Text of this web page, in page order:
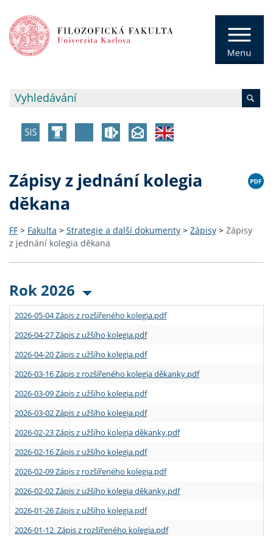
Zápisy z jednání kolegia
děkana
FF > Fakulta > Strategie a další dokumenty > Zápisy > Zápisy
z jednání kolegia děkana
Rok 2026
2026-05-04 Zápis z rozšířeného kolegia.pdf
2026-04-27 Zápis z užšího kolegia.pdf
2026-04-20 Zápis z užšího kolegia.pdf
2026-03-16 Zápis z rozšířeného kolegia děkanky.pdf
2026-03-09 Zápis z užšího kolegia.pdf
2026-03-02 Zápis z užšího kolegia.pdf
2026-02-23 Zápis z užšího kolegia děkanky.pdf
2026-02-16 Zápis z užšího kolegia.pdf
2026-02-09 Zápis z rozšířeného kolegia.pdf
2026-02-02 Zápis z užšího kolegia děkanky.pdf
2026-01-26 Zápis z užšího kolegia.pdf
2026-01-12 Zápis z rozšířeného kolegia.pdf